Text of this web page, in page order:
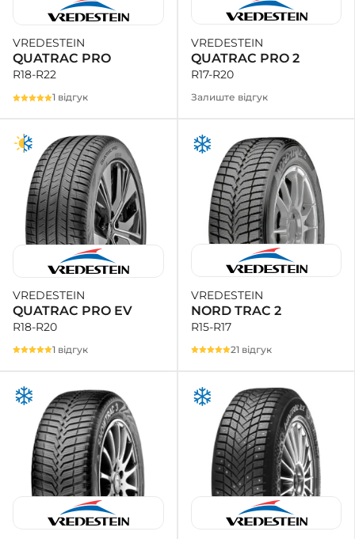
VREDESTEIN
QUATRAC PRO
R18-R22
1 відгук
VREDESTEIN
QUATRAC PRO 2
R17-R20
Залиште відгук
VREDESTEIN
QUATRAC PRO EV
R18-R20
1 відгук
VREDESTEIN
NORD TRAC 2
R15-R17
21 відгук